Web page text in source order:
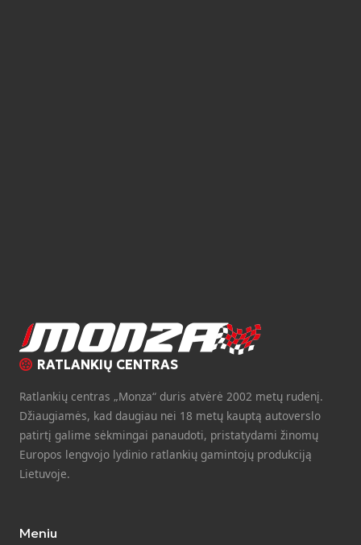
RATLANKIŲ CENTRAS
Ratlankių centras „Monza“ duris atvėrė 2002 metų rudenį.
Džiaugiamės, kad daugiau nei 18 metų kauptą autoverslo
patirtį galime sėkmingai panaudoti, pristatydami žinomų
Europos lengvojo lydinio ratlankių gamintojų produkciją
Lietuvoje.
Meniu